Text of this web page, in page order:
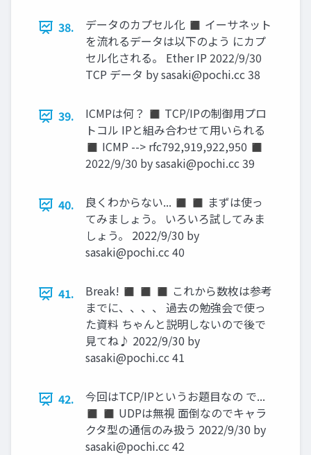
38.
データのカプセル化 ◼ イーサネット
を流れるデータは以下のよう にカプ
セル化される。 Ether IP 2022/9/30
TCP データ bysasaki@pochi.cc38
39.
ICMPは何？ ◼ TCP/IPの制御用プロ
トコル IPと組み合わせて用いられる
◼ ICMP --> rfc792,919,922,950 ◼
2022/9/30 bysasaki@pochi.cc39
40.
良くわからない... ◼ ◼ まずは使っ
てみましょう。 いろいろ試してみま
しょう。 2022/9/30 by
sasaki@pochi.cc40
41.
Break! ◼ ◼ ◼ これから数枚は参考
までに、、、、 過去の勉強会で使っ
た資料 ちゃんと説明しないので後で
見てね♪ 2022/9/30 by
sasaki@pochi.cc41
42.
今回はTCP/IPというお題目なの で...
◼ ◼ UDPは無視 面倒なのでキャラ
クタ型の通信のみ扱う 2022/9/30 by
sasaki@pochi.cc42